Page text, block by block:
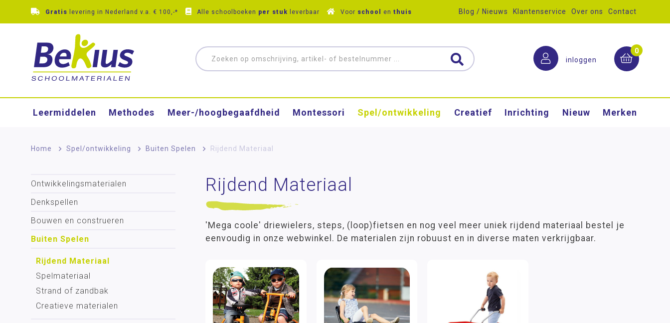
Gratis levering in Nederland v.a. € 100,-* Alle schoolboeken per stuk leverbaar Voor school en thuis Blog / Nieuws Klantenservice Over ons Contact
inloggen
0
Leermiddelen Methodes Meer-/hoog­begaafdheid Montessori Spel/ontwikkeling Creatief Inrichting Nieuw Merken
Home > Spel/ontwikkeling > Buiten Spelen > Rijdend Materiaal
Ontwikkelingsmaterialen
Denkspellen
Bouwen en construeren
Buiten Spelen
Rijdend Materiaal
Spelmateriaal
Strand of zandbak
Creatieve materialen
Rijdend Materiaal
'Mega coole' driewielers, steps, (loop)fietsen en nog veel meer uniek rijdend materiaal bestel je
eenvoudig in onze webwinkel. De materialen zijn robuust en in diverse maten verkrijgbaar.